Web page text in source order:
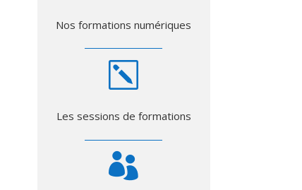
Nos formations numériques
k
Les sessions de formations
